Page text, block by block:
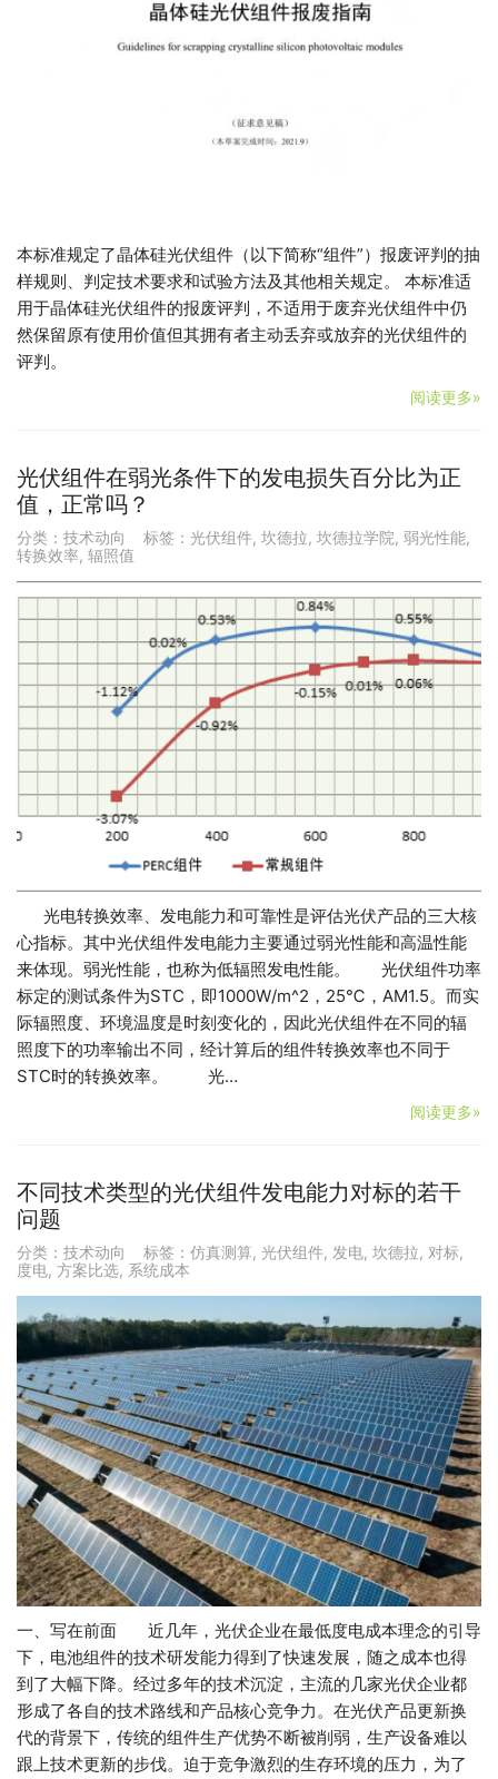
本标准规定了晶体硅光伏组件（以下简称“组件”）报废评判的抽
样规则、判定技术要求和试验方法及其他相关规定。 本标准适
用于晶体硅光伏组件的报废评判，不适用于废弃光伏组件中仍
然保留原有使用价值但其拥有者主动丢弃或放弃的光伏组件的
评判。
阅读更多»
光伏组件在弱光条件下的发电损失百分比为正
值，正常吗？
分类： 技术动向 标签： 光伏组件, 坎德拉, 坎德拉学院, 弱光性能,
转换效率, 辐照值
光电转换效率、发电能力和可靠性是评估光伏产品的三大核
心指标。其中光伏组件发电能力主要通过弱光性能和高温性能
来体现。弱光性能，也称为低辐照发电性能。 光伏组件功率
标定的测试条件为STC，即1000W/m^2，25℃，AM1.5。而实
际辐照度、环境温度是时刻变化的，因此光伏组件在不同的辐
照度下的功率输出不同，经计算后的组件转换效率也不同于
STC时的转换效率。 光…
阅读更多»
不同技术类型的光伏组件发电能力对标的若干
问题
分类： 技术动向 标签： 仿真测算, 光伏组件, 发电, 坎德拉, 对标,
度电, 方案比选, 系统成本
一、写在前面 近几年，光伏企业在最低度电成本理念的引导
下，电池组件的技术研发能力得到了快速发展，随之成本也得
到了大幅下降。经过多年的技术沉淀，主流的几家光伏企业都
形成了各自的技术路线和产品核心竞争力。在光伏产品更新换
代的背景下，传统的组件生产优势不断被削弱，生产设备难以
跟上技术更新的步伐。迫于竞争激烈的生存环境的压力，为了